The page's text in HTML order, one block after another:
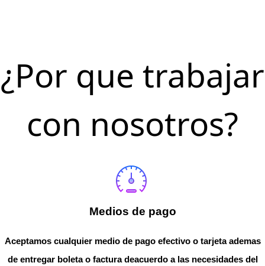
¿Por que trabajar
con nosotros?
Medios de pago
Aceptamos cualquier medio de pago efectivo o tarjeta ademas
de entregar boleta o factura deacuerdo a las necesidades del